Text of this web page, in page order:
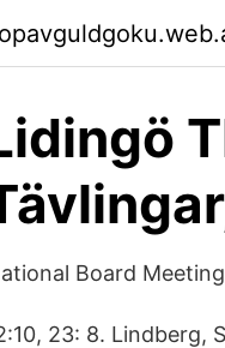
Board
23: 8. Lindberg,